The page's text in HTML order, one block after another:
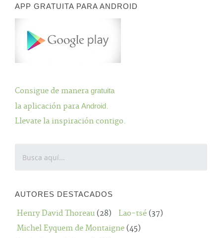
APP GRATUITA PARA ANDROID
Consigue de manera gratuita
la aplicación para Android.
Llevate la inspiración contigo.
AUTORES DESTACADOS
Henry David Thoreau (28) Lao-tsé (37)
Michel Eyquem de Montaigne (45)